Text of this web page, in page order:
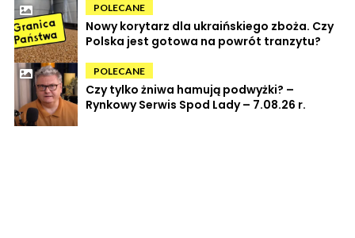
POLECANE
Nowy korytarz dla ukraińskiego zboża. Czy
Polska jest gotowa na powrót tranzytu?
POLECANE
Czy tylko żniwa hamują podwyżki? –
Rynkowy Serwis Spod Lady – 7.08.26 r.